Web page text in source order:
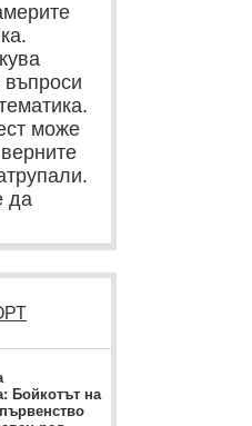
въпроси
може
да
Бойкотът на